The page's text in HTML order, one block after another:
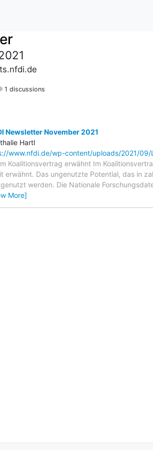
1 discussions
Newsletter November 2021
Hartl
www.nfdi.de/wp-content/uploads/2021/09/
Koalitionsvertrag erwähnt Im
erwähnt. Das ungenutzte Potential, das in
genutzt werden. Die Nationale
More]